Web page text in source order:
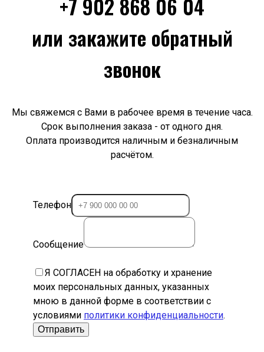
+7 902 868 06 04
или закажите обратный
звонок
Мы свяжемся с Вами в рабочее время в течение часа.
Срок выполнения заказа - от одного дня.
Оплата производится наличным и безналичным
расчётом.
Телефон
Сообщение
Я СОГЛАСЕН на обработку и хранение
моих персональных данных, указанных
мною в данной форме в соответствии с
условиями политики конфиденциальности.
Отправить